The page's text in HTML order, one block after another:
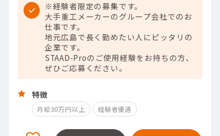
※経験者限定の募集です。
大手重工メーカーのグループ会社でのお
仕事です。
地元広島で長く勤めたい人にピッタリの
企業です。
STAAD-Proのご使用経験をお持ちの方、
ぜひご応募ください。
特徴
月給30万円以上 経験者優遇